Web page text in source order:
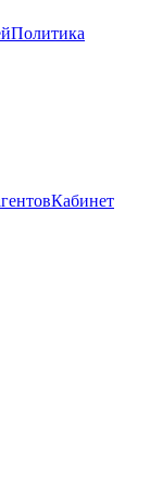
Политика
Кабинет